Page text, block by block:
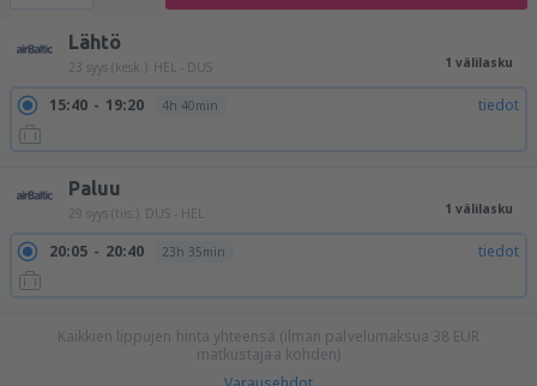
Lähtö
23 syys (kesk.) HEL - DUS 1 välilasku
15:40 19:20 4h 40min tiedot
Paluu
29 syys (tiis.) DUS - HEL 1 välilasku
20:05 20:40 23h 35min tiedot
Kaikkien lippujen hinta yhteensä (ilman palvelumaksua 38 EUR
matkustajaa kohden)